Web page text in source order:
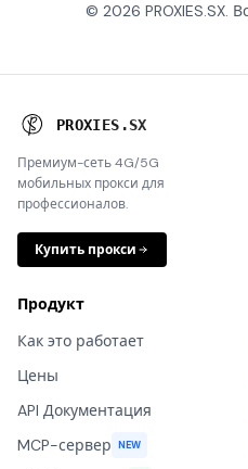
© 2026 PROXIES.SX.
PROIIES .TY
Премиум-сеть 4G/5G
мобильных прокси для
профессионалов.
Купить прокси
Продукт
Как это работает
Цены
API Документация
MCP-сервер NEW